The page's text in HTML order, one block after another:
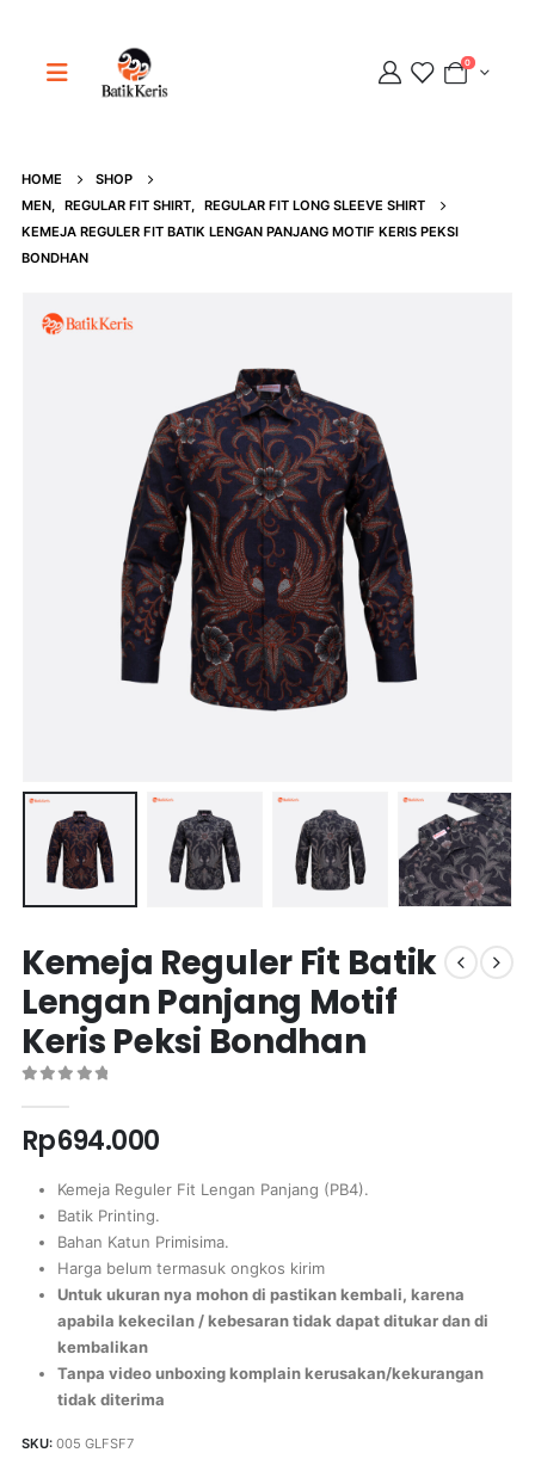
0
HOME
SHOP
MEN, REGULAR FIT SHIRT, REGULAR FIT LONG SLEEVE SHIRT
KEMEJA REGULER FIT BATIK LENGAN PANJANG MOTIF KERIS PEKSI
BONDHAN
Kemeja Reguler Fit Batik
Lengan Panjang Motif
Keris Peksi Bondhan
Rp694.000
Kemeja Reguler Fit Lengan Panjang (PB4).
Batik Printing.
Bahan Katun Primisima.
Harga belum termasuk ongkos kirim
Untuk ukuran nya mohon di pastikan kembali, karena
apabila kekecilan / kebesaran tidak dapat ditukar dan di
kembalikan
Tanpa video unboxing komplain kerusakan/kekurangan
tidak diterima
SKU: 005 GLFSF7
Adipati